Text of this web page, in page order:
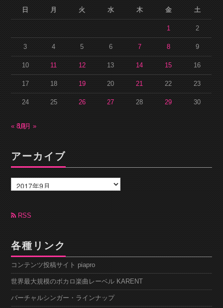
日
月 火 水 木 金 土
1 2
3 4 5 6 7 8 9
10 11 12 13 14 15 16
17 18 19 20 21 22 23
24 25 26 27 28 29 30
« 8月
10月 »
アーカイブ
ー
カ
ブ RSS
各種リンク
コンテンツ投稿サイト piapro
世界最大規模のボカロ楽曲レーベル KARENT
バーチャルシンガー・ラインナップ